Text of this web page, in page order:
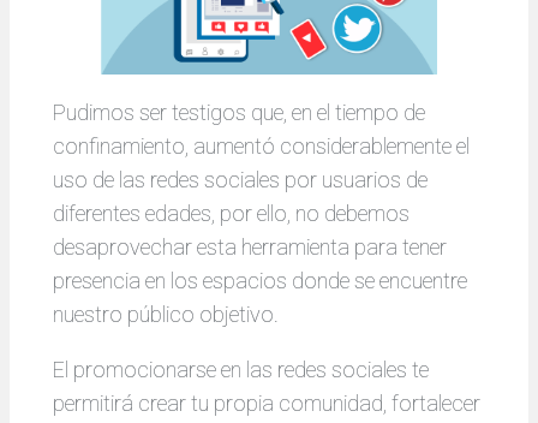
Pudimos ser testigos que, en el tiempo de
confinamiento, aumentó considerablemente el
uso de las redes sociales por usuarios de
diferentes edades, por ello, no debemos
desaprovechar esta herramienta para tener
presencia en los espacios donde se encuentre
nuestro público objetivo.
El promocionarse en las redes sociales te
permitirá crear tu propia comunidad, fortalecer